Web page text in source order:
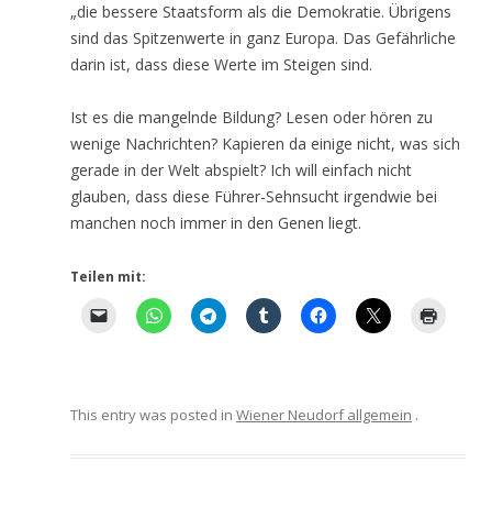
„die bessere Staatsform als die Demokratie. Übrigens
sind das Spitzenwerte in ganz Europa. Das Gefährliche
darin ist, dass diese Werte im Steigen sind.
Ist es die mangelnde Bildung? Lesen oder hören zu
wenige Nachrichten? Kapieren da einige nicht, was sich
gerade in der Welt abspielt? Ich will einfach nicht
glauben, dass diese Führer-Sehnsucht irgendwie bei
manchen noch immer in den Genen liegt.
Teilen mit:
This entry was posted in Wiener Neudorf allgemein .